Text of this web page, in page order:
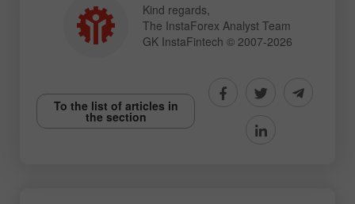
Kind regards,
The InstaForex Analyst Team
GK InstaFintech © 2007-2026
To the list of articles in
the section